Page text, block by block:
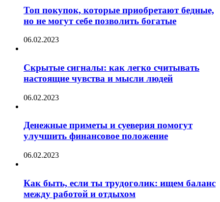
Топ покупок, которые приобретают бедные,
но не могут себе позволить богатые
06.02.2023
Скрытые сигналы: как легко считывать
настоящие чувства и мысли людей
06.02.2023
Денежные приметы и суеверия помогут
улучшить финансовое положение
06.02.2023
Как быть, если ты трудоголик: ищем баланс
между работой и отдыхом